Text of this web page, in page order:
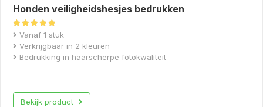
Honden veiligheidshesjes bedrukken
Gewaardeerd
5.00
uit 5
Vanaf 1 stuk
Verkrijgbaar in 2 kleuren
Bedrukking in haarscherpe fotokwaliteit
Bekijk product